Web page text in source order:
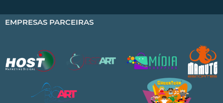
EMPRESAS PARCEIRAS